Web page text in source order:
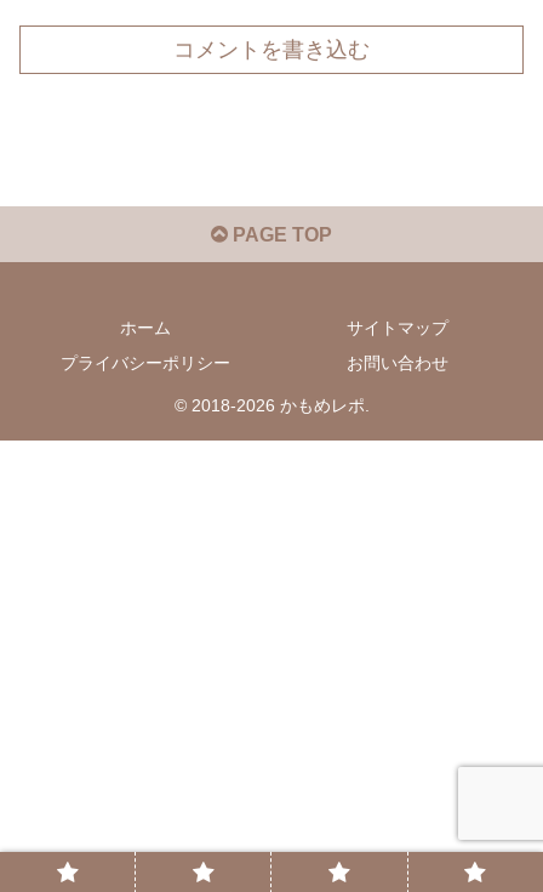
コメントを書き込む
PAGE TOP
ホーム
サイトマップ
プライバシーポリシー
お問い合わせ
© 2018-2026 かもめレポ.